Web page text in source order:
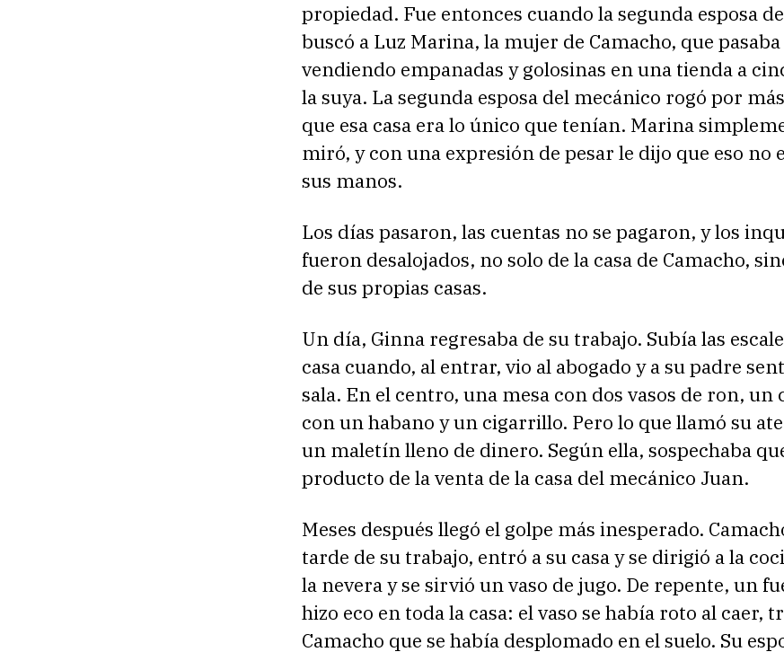
propiedad. Fue entonces cuando la segunda esposa
buscó a Luz Marina, la mujer de Camacho, que
vendiendo empanadas y golosinas en una tienda a
la suya. La segunda esposa del mecánico rogó por
que esa casa era lo único que tenían. Marina
miró, y con una expresión de pesar le dijo que eso no
sus manos.
Los días pasaron, las cuentas no se pagaron, y los
fueron desalojados, no solo de la casa de Camacho,
de sus propias casas.
Un día, Ginna regresaba de su trabajo. Subía las
casa cuando, al entrar, vio al abogado y a su padre
sala. En el centro, una mesa con dos vasos de ron, un
con un habano y un cigarrillo. Pero lo que llamó su
un maletín lleno de dinero. Según ella, sospechaba
producto de la venta de la casa del mecánico Juan.
Meses después llegó el golpe más inesperado.
tarde de su trabajo, entró a su casa y se dirigió a la
la nevera y se sirvió un vaso de jugo. De repente, un
hizo eco en toda la casa: el vaso se había roto al caer,
Camacho que se había desplomado en el suelo. Su